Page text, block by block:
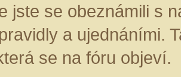
jste se obeznámili s
a ujednáními.
se na fóru objeví.